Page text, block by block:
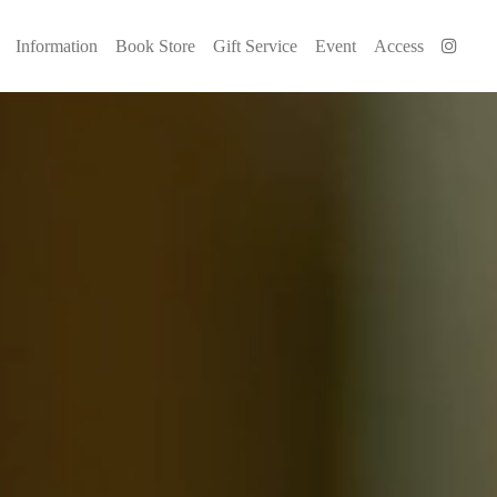
Information Book Store Gift Service Event Access